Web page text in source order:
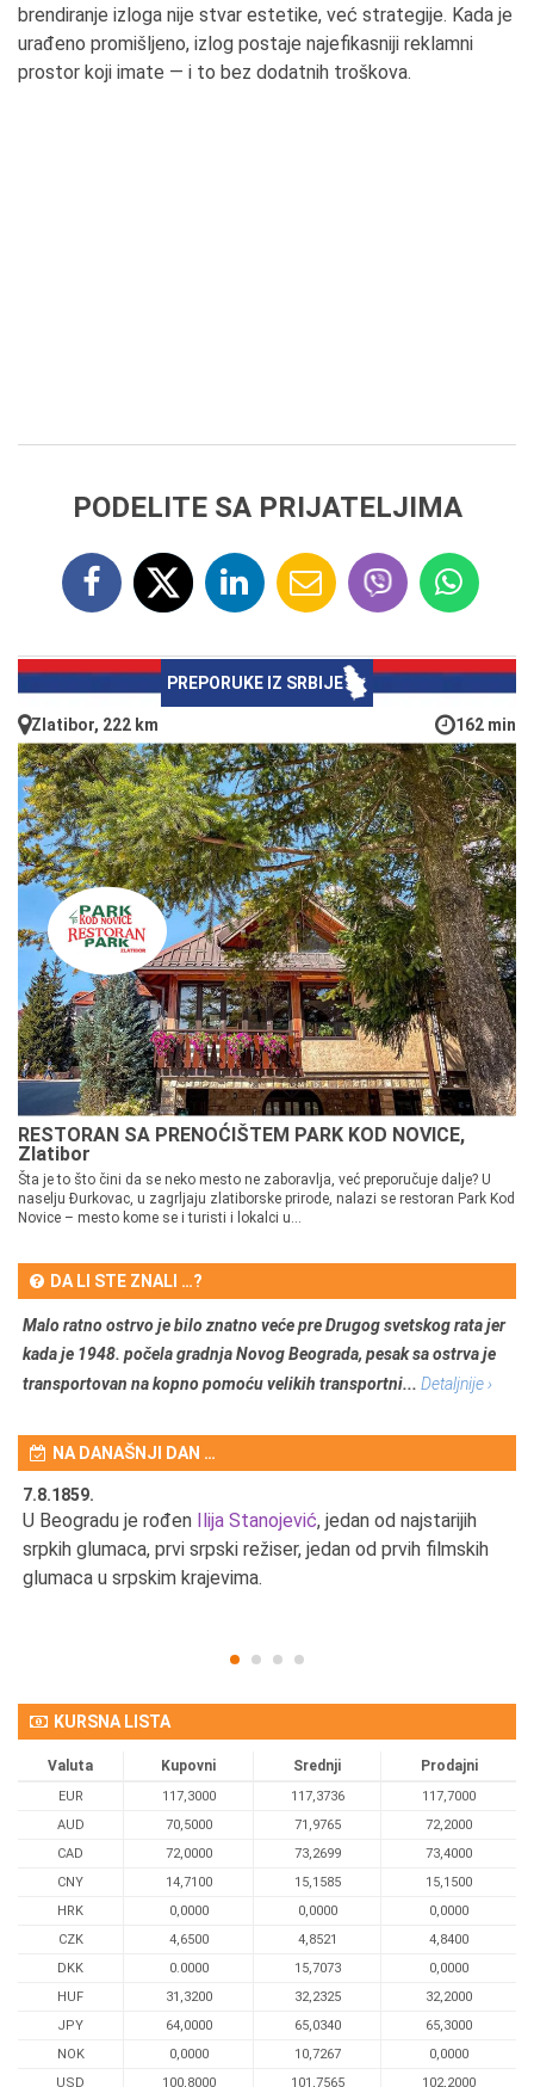
brendiranje izloga nije stvar estetike, već strategije. Kada je
urađeno promišljeno, izlog postaje najefikasniji reklamni
prostor koji imate — i to bez dodatnih troškova.
PODELITE SA PRIJATELJIMA
PREPORUKE IZ SRBIJE
Zlatibor, 222 km 162 min
RESTORAN SA PRENOĆIŠTEM PARK KOD NOVICE,
Zlatibor
Šta je to što čini da se neko mesto ne zaboravlja, već preporučuje dalje? U
naselju Đurkovac, u zagrljaju zlatiborske prirode, nalazi se restoran Park Kod
Novice – mesto kome se i turisti i lokalci u...
DA LI STE ZNALI …?
Malo ratno ostrvo je bilo znatno veće pre Drugog svetskog rata jer
kada je 1948. počela gradnja Novog Beograda, pesak sa ostrva je
transportovan na kopno pomoću velikih transportni... Detaljnije ›
NA DANAŠNJI DAN …
7.8.1859.
U Beogradu je rođen Ilija Stanojević, jedan od najstarijih
srpkih glumaca, prvi srpski režiser, jedan od prvih filmskih
glumaca u srpskim krajevima.
KURSNA LISTA
Valuta Kupovni Srednji Prodajni
EUR 117,3000 117,3736
117,7000
AUD
70,5000 71,9765
72,2000
CAD
72,0000 73,2699
73,4000
CNY
14,7100 15,1585
15,1500
HRK
0,0000 0,0000
0,0000
CZK
4,6500 4,8521
4,8400
DKK
0.0000 15,7073
0,0000
HUF
31,3200 32,2325
32,2000
JPY
64,0000 65,0340
65,3000
NOK
0,0000 10,7267
0,0000
USD
100,8000 101,7565 102,2000